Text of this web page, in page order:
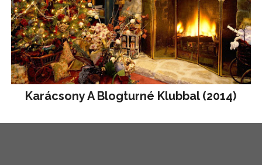
Karácsony A Blogturné Klubbal (2014)